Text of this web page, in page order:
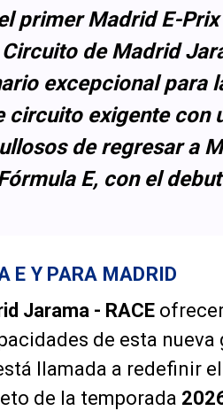
primer Madrid E-
de Madrid
excepcional para
circuito exigente con
de regresar a
E, con el
E Y PARA MADRID
Jarama - RACE
de esta nueva
llamada a redefinir
de la temporada